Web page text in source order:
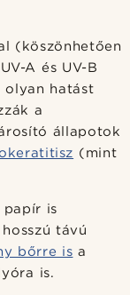
(köszönhetően
A és UV-B
olyan hatást
a
állapotok
(mint
papír is
távú
bőrre is a
is.